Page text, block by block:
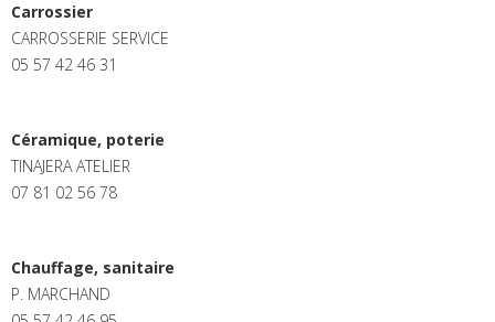
Carrossier
CARROSSERIE SERVICE
05 57 42 46 31
Céramique, poterie
TINAJERA ATELIER
07 81 02 56 78
Chauffage, sanitaire
P. MARCHAND